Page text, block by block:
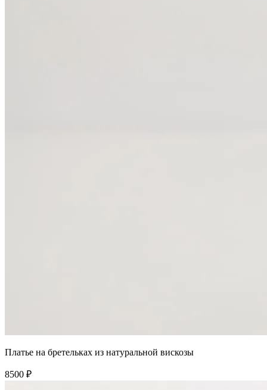
Платье на бретельках из натуральной вискозы
8500 ₽